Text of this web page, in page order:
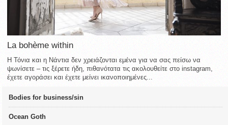
La bohème within
Η Τόνια και η Νάντια δεν χρειάζονται εμένα για να σας πείσω να
ψωνίσετε – τις ξέρετε ήδη, πιθανότατα τις ακολουθείτε στο instagram,
έχετε αγοράσει και έχετε μείνει ικανοποιημένες...
Bodies for business/sin
Ocean Goth